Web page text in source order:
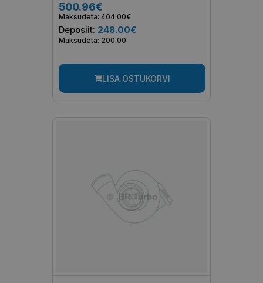
500.96€
Maksudeta: 404.00€
Deposiit: 248.00€
Maksudeta: 200.00
LISA OSTUKORVI